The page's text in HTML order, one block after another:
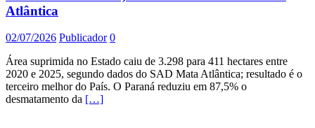
Atlântica
02/07/2026 Publicador 0
Área suprimida no Estado caiu de 3.298 para 411 hectares entre
2020 e 2025, segundo dados do SAD Mata Atlântica; resultado é o
terceiro melhor do País. O Paraná reduziu em 87,5% o
desmatamento da […]